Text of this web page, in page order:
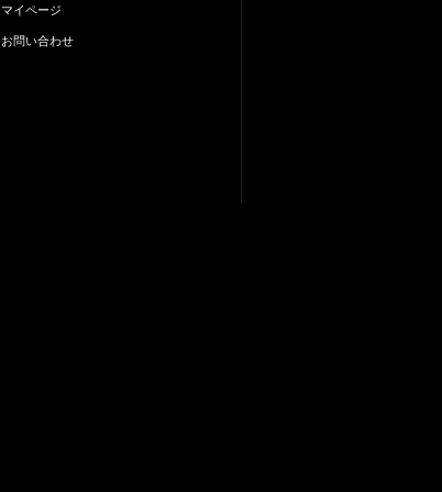
マイページ
お問い合わせ